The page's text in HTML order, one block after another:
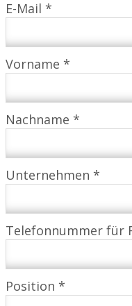
E-Mail *
Vorname *
Nachname *
Unternehmen *
Telefonnummer für
Position *